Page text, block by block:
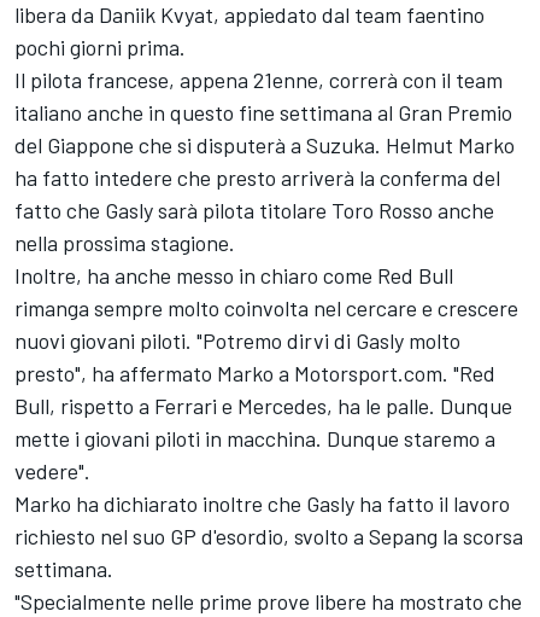
libera da Daniik Kvyat, appiedato dal team faentino
pochi giorni prima.
Il pilota francese, appena 21enne, correrà con il team
italiano anche in questo fine settimana al Gran Premio
del Giappone che si disputerà a Suzuka. Helmut Marko
ha fatto intedere che presto arriverà la conferma del
fatto che Gasly sarà pilota titolare Toro Rosso anche
nella prossima stagione.
Inoltre, ha anche messo in chiaro come Red Bull
rimanga sempre molto coinvolta nel cercare e crescere
nuovi giovani piloti. "Potremo dirvi di Gasly molto
presto", ha affermato Marko a Motorsport.com. "Red
Bull, rispetto a Ferrari e Mercedes, ha le palle. Dunque
mette i giovani piloti in macchina. Dunque staremo a
vedere".
Marko ha dichiarato inoltre che Gasly ha fatto il lavoro
richiesto nel suo GP d'esordio, svolto a Sepang la scorsa
settimana.
"Specialmente nelle prime prove libere ha mostrato che